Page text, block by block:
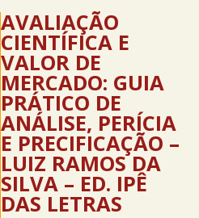
AVALIAÇÃO
CIENTÍFICA E
VALOR DE
MERCADO: GUIA
PRÁTICO DE
ANÁLISE, PERÍCIA
E PRECIFICAÇÃO –
LUIZ RAMOS DA
SILVA – ED. IPÊ
DAS LETRAS